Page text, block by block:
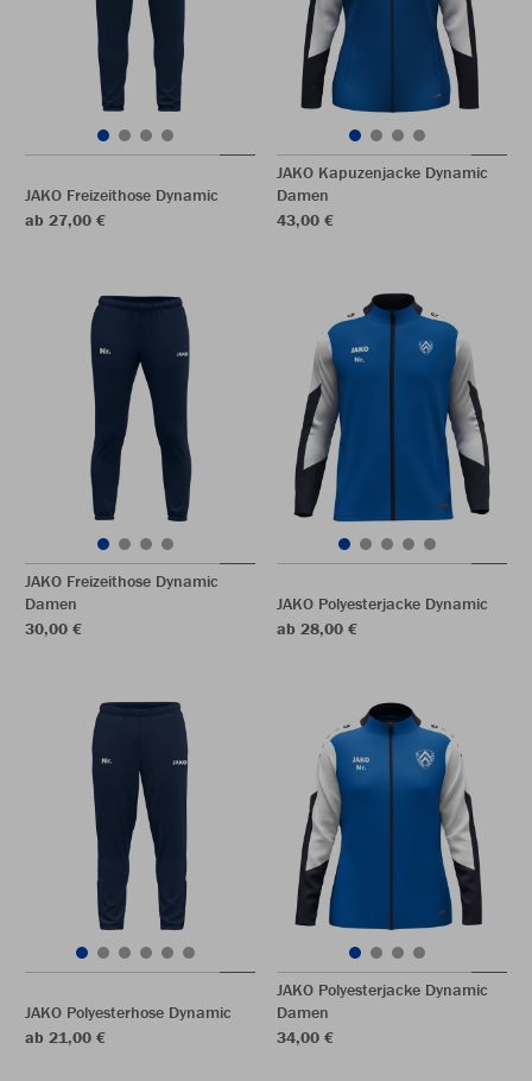
JAKO Freizeithose Dynamic
ab 27,00 €
JAKO Kapuzenjacke Dynamic
Damen
43,00 €
JAKO Freizeithose Dynamic
Damen
30,00 €
JAKO Polyesterjacke Dynamic
ab 28,00 €
JAKO Polyesterhose Dynamic
ab 21,00 €
JAKO Polyesterjacke Dynamic
Damen
34,00 €